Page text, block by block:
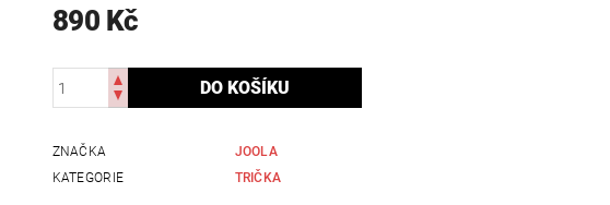
890 Kč
ZNAČKA
JOOLA
KATEGORIE
TRIČKA